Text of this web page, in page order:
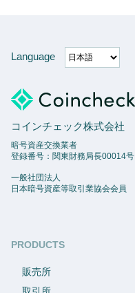
Language
コインチェック株式会社
暗号資産交換業者
登録番号：関東財務局長00014号
一般社団法人
日本暗号資産等取引業協会会員
PRODUCTS
販売所
取引所